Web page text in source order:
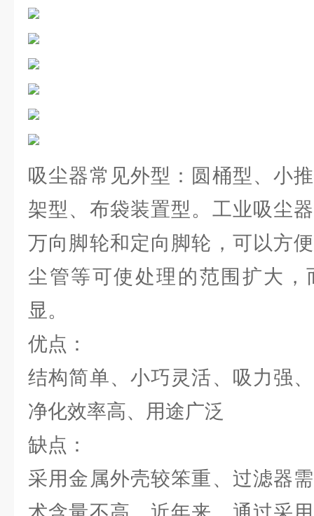
吸尘器常见外型：圆桶型、小
架型、布袋装置型。工业吸尘
万向脚轮和定向脚轮，可以方
尘管等可使处理的范围扩大，
显。
优点：
结构简单、小巧灵活、吸力强
净化效率高、用途广泛
缺点：
采用金属外壳较笨重、过滤器